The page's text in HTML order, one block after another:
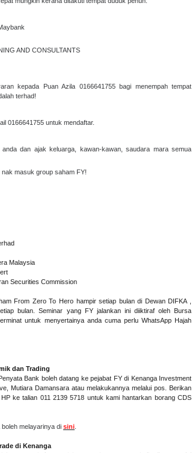
AND CONSULTANTS
kepada Puan Azila 0166641755 bagi menempah tempat
terhad!
0166641755 untuk mendaftar.
dan ajak keluarga, kawan-kawan, saudara mara semua
masuk group saham FY!
Malaysia
Securities Commission
From Zero To Hero hampir setiap bulan di Dewan DIFKA ,
bulan. Seminar yang FY jalankan ini diiktiraf oleh Bursa
untuk menyertainya anda cuma perlu WhatsApp Hajah
dan Trading
Bank boleh datang ke pejabat FY di Kenanga Investment
Mutiara Damansara atau melakukannya melalui pos. Berikan
ke talian 011 2139 5718 untuk kami hantarkan borang CDS
melayarinya di sini
di Kenanga